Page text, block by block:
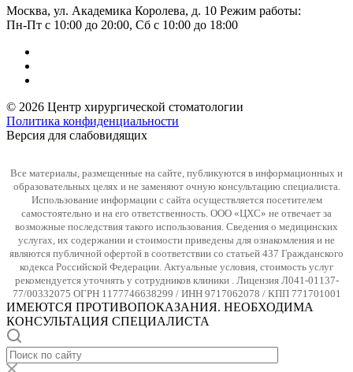
Москва, ул. Академика Королева, д. 10 Режим работы:
Пн-Пт с 10:00 до 20:00, Сб с 10:00 до 18:00
© 2026 Центр хирургической стоматологии
Политика конфиденциальности
Версия для слабовидящих
Все материалы, размещенные на сайте, публикуются в информационных и
образовательных целях и не заменяют очную консультацию специалиста.
Использование информации с сайта осуществляется посетителем
самостоятельно и на его ответственность. ООО «ЦХС» не отвечает за
возможные последствия такого использования. Сведения о медицинских
услугах, их содержании и стоимости приведены для ознакомления и не
являются публичной офертой в соответствии со статьей 437 Гражданского
кодекса Российской Федерации. Актуальные условия, стоимость услуг
рекомендуется уточнять у сотрудников клиники . Лицензия Л041-01137-
77/00332075 ОГРН 1177746638299 / ИНН 9717062078 / КПП 771701001
ИМЕЮТСЯ ПРОТИВОПОКАЗАНИЯ. НЕОБХОДИМА
КОНСУЛЬТАЦИЯ СПЕЦИАЛИСТА